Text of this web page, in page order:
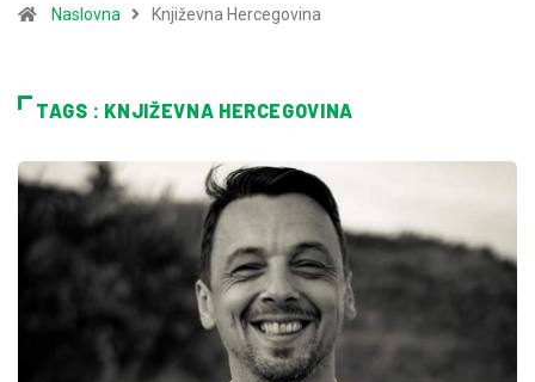
Naslovna Književna Hercegovina
TAGS : KNJIŽEVNA HERCEGOVINA